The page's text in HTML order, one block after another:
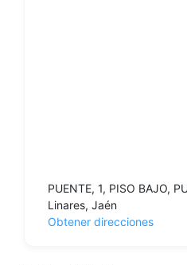
PUENTE, 1, PISO BAJO,
Linares, Jaén
Obtener direcciones